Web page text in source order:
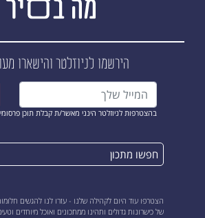
הירשמו לניוזלטרוהישארו
בהצטרפות לניוזלטר הינני מאשר/ת קבלת תוכן פרסומי
הצטרפו עוד היום לקהילה שלנו - עזרו לנו להגשים
של כישרונות גדולים ותהינו ממתכונים ואוכל מיוחדים